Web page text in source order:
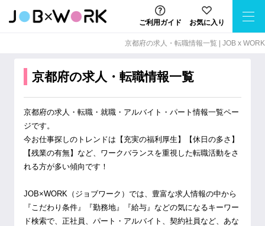
ご利用ガイド お気に入り
京都府の求⼈・転職情報⼀覧 | JOB x WORK
京都府の求人・転職情報一覧
京都府の求人・転職・就職・アルバイト・パート情報一覧ペー
ジです。
今お仕事探しのトレンドは【充実の福利厚生】【休日の多さ】
【残業の有無】など、ワークバランスを重視した転職活動をさ
れる方が多い傾向です！
JOB×WORK（ジョブワーク）では、豊富な求人情報の中から
『こだわり条件』『勤務地』『給与』などの気になるキーワー
ド検索で、正社員、パート・アルバイト、契約社員など、あな